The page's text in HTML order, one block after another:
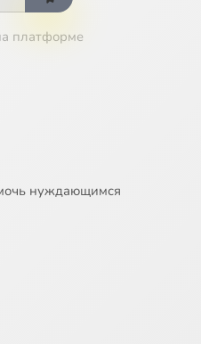
платформе
нуждающимся